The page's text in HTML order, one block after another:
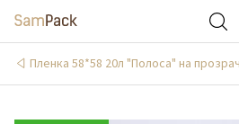
Пленка 58*58 20л "Полоса" на